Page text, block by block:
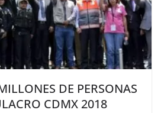
DE PERSONAS
CDMX 2018